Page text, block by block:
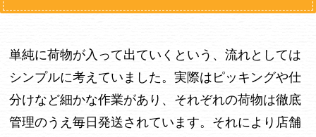
単純に荷物が入って出ていくという、流れとしては
シンプルに考えていました。実際はピッキングや仕
分けなど細かな作業があり、それぞれの荷物は徹底
管理のうえ毎日発送されています。それにより店舗